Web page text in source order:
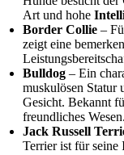
Art und hohe
Border Collie –
zeigt eine
Bulldog – Ein
muskulösen Statur
Gesicht. Bekannt
freundliches Wesen.
Jack Russell
Terrier ist für seine